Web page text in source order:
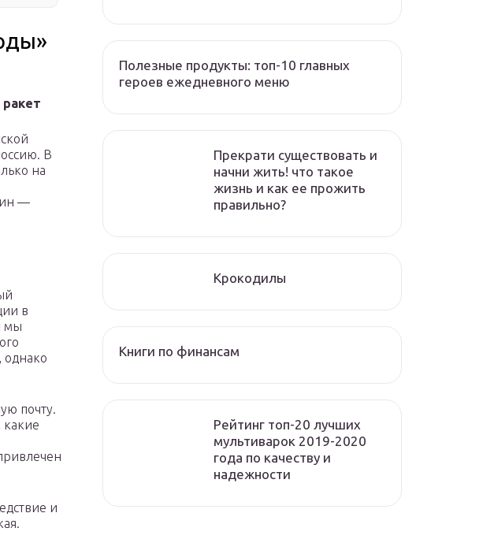
В
на
—
в
мы
однако
почту.
какие
и
Полезные продукты: топ-10 главных
героев ежедневного меню
Прекрати существовать и
начни жить! что такое
жизнь и как ее прожить
правильно?
Крокодилы
Книги по финансам
Рейтинг топ-20 лучших
мультиварок 2019-2020
года по качеству и
надежности